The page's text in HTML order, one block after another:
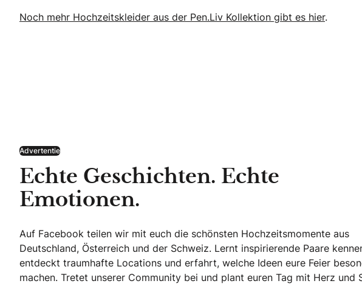
Noch mehr Hochzeitskleider aus der Pen.Liv Kollektion gibt es hier.
Advertentie
Echte Geschichten. Echte
Emotionen.
Auf Facebook teilen wir mit euch die schönsten Hochzeitsmomente aus
Deutschland, Österreich und der Schweiz. Lernt inspirierende Paare
entdeckt traumhafte Locations und erfahrt, welche Ideen eure Feier
machen. Tretet unserer Community bei und plant euren Tag mit Herz und